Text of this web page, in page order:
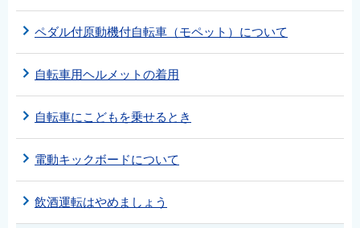
ペダル付原動機付自転車（モペット）について
自転車用ヘルメットの着用
自転車にこどもを乗せるとき
電動キックボードについて
飲酒運転はやめましょう